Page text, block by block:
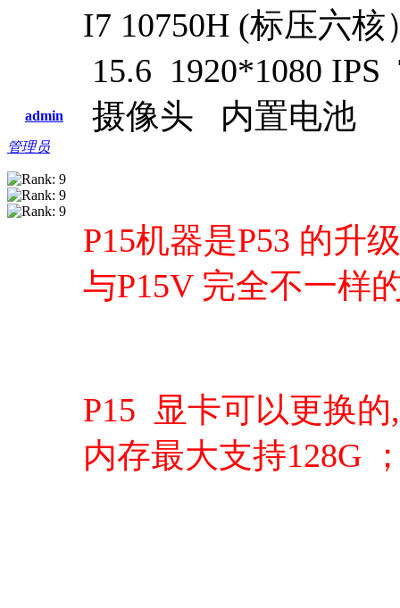
admin
管理员
I7 10750H (标压六
15.6 1920*1080
摄像头 内置电池
P15机器是P53 的升
与P15V 完全不一样
P15 显卡可以更换
内存最大支持128G